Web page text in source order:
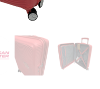
הוסף קו תחתון לקישורים
סמן קישורים